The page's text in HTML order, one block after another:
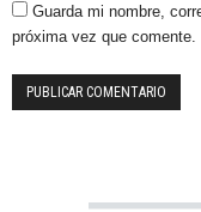
Guarda mi nombre,
próxima vez que comente.